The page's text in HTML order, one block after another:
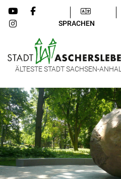
SPRACHEN
ÄLTESTE STADT SACHSEN-